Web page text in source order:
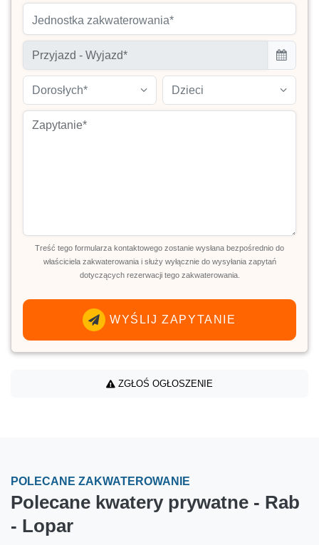
Jednostka zakwaterowania*
Dorosłych* Dzieci
Treść tego formularza kontaktowego zostanie wysłana bezpośrednio do
właściciela zakwaterowania i służy wyłącznie do wysyłania zapytań
dotyczących rezerwacji tego zakwaterowania.
WYŚLIJ ZAPYTANIE
ZGŁOŚ OGŁOSZENIE
POLECANE ZAKWATEROWANIE
Polecane kwatery prywatne - Rab
- Lopar